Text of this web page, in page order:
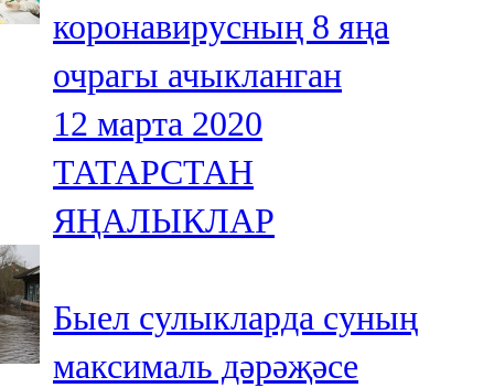
коронавирусның 8 яңа
очрагы ачыкланган
12 марта 2020
ТАТАРСТАН
ЯҢАЛЫКЛАР
Быел сулыкларда суның
максималь дәрәҗәсе